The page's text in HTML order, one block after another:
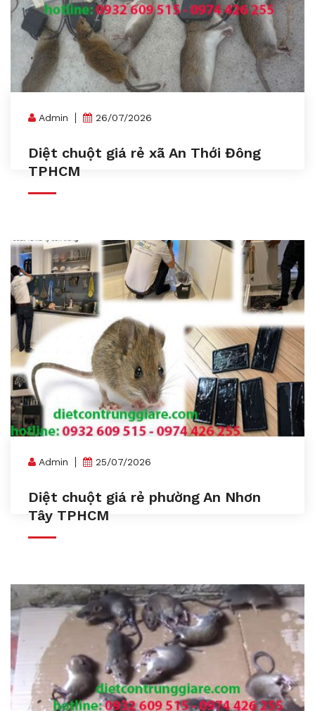
Admin 26/07/2026
Diệt chuột giá rẻ xã An Thới Đông
TPHCM
Admin 25/07/2026
Diệt chuột giá rẻ phường An Nhơn
Tây TPHCM